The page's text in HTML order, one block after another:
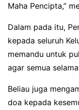
Maha Pencipta,”
Dalam pada itu,
kepada seluruh
memandu untuk
agar semua
Beliau juga
doa kepada